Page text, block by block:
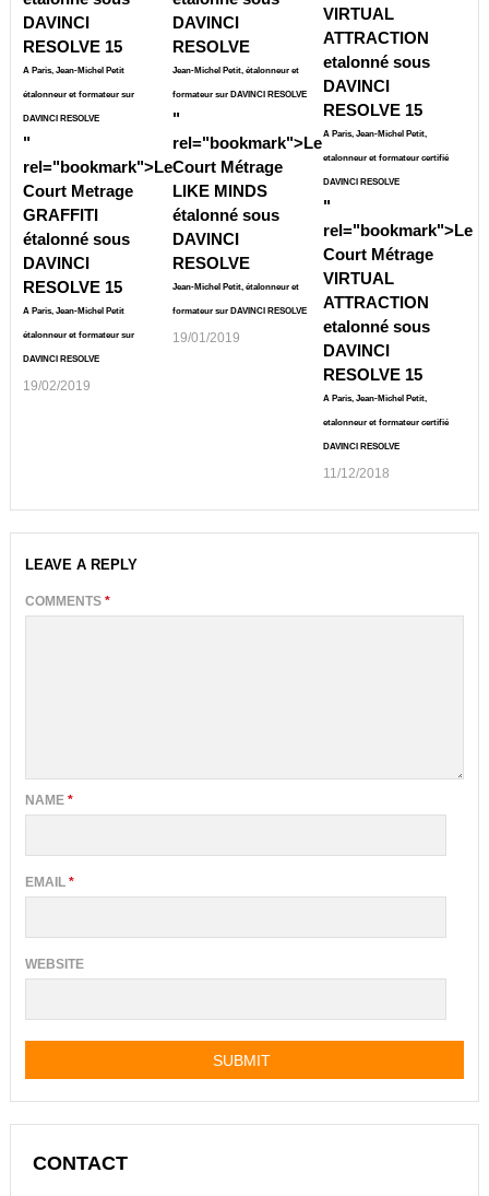
DAVINCI
RESOLVE 15
A Paris, Jean-Michel Petit
étalonneur et formateur sur
DAVINCI RESOLVE
"
rel="bookmark">Le
Court Metrage
GRAFFITI
étalonné sous
DAVINCI
RESOLVE 15
A Paris, Jean-Michel Petit
étalonneur et formateur sur
DAVINCI RESOLVE
19/02/2019
DAVINCI
RESOLVE
Jean-Michel Petit, étalonneur et
formateur sur DAVINCI RESOLVE
"
rel="bookmark">Le
Court Métrage
LIKE MINDS
étalonné sous
DAVINCI
RESOLVE
Jean-Michel Petit, étalonneur et
formateur sur DAVINCI RESOLVE
19/01/2019
VIRTUAL
ATTRACTION
etalonné sous
DAVINCI
RESOLVE 15
A Paris, Jean-Michel Petit,
etalonneur et formateur certifié
DAVINCI RESOLVE
"
rel="bookmark">Le
Court Métrage
VIRTUAL
ATTRACTION
etalonné sous
DAVINCI
RESOLVE 15
A Paris, Jean-Michel Petit,
etalonneur et formateur certifié
DAVINCI RESOLVE
11/12/2018
LEAVE A REPLY
COMMENTS *
NAME *
EMAIL *
WEBSITE
CONTACT